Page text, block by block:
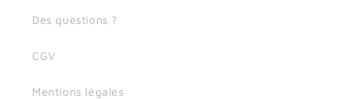
Des questions ?
CGV
Mentions légales